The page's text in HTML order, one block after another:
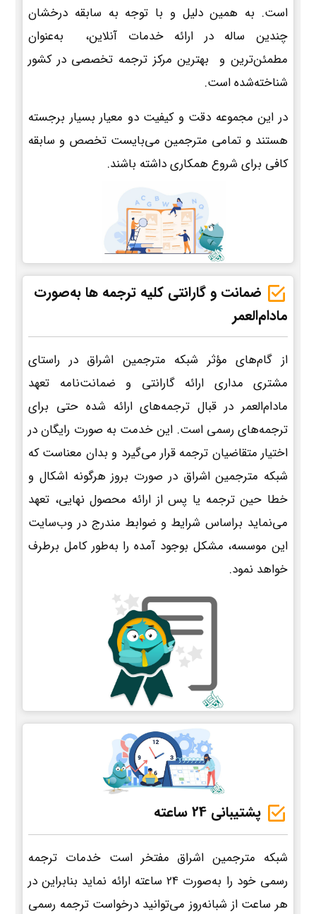
است. به همین دلیل و با توجه به سابقه درخشان
چندین ساله در ارائه خدمات آنلاین، به‌عنوان
مطمئن‌ترین و بهترین مرکز ترجمه تخصصی در کشور
شناخته‌شده است.
در این مجموعه دقت و کیفیت دو معیار بسیار برجسته
هستند و تمامی مترجمین می‌بایست تخصص و سابقه
کافی برای شروع همکاری داشته باشند.
ضمانت و گارانتی کلیه ترجمه ها به‌صورت
مادام‌العمر
از گام‌های مؤثر شبکه مترجمین اشراق در راستای
مشتری مداری ارائه گارانتی و ضمانت‌نامه تعهد
مادام‌العمر در قبال ترجمه‌های ارائه شده حتی برای
ترجمه‌های رسمی است. این خدمت به صورت رایگان در
اختیار متقاضیان ترجمه قرار می‌گیرد و بدان معناست که
شبکه مترجمین اشراق در صورت بروز هرگونه اشکال و
خطا حین ترجمه یا پس از ارائه محصول نهایی، تعهد
می‌نماید براساس شرایط و ضوابط مندرج در وب‌سایت
این موسسه، مشکل بوجود آمده را به‌طور کامل برطرف
خواهد نمود.
پشتیبانی 24 ساعته
شبکه مترجمین اشراق مفتخر است خدمات ترجمه
رسمی خود را به‌صورت 24 ساعته ارائه نماید بنابراین در
هر ساعت از شبانه‌روز می‌توانید درخواست ترجمه رسمی